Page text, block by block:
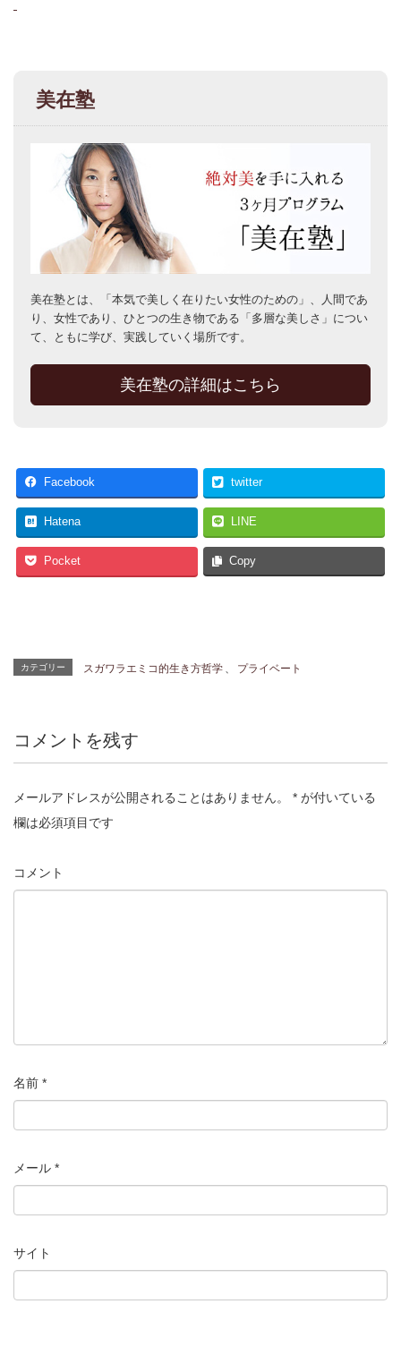
美在塾
美在塾とは、「本気で美しく在りたい女性のための」、人間であ
り、女性であり、ひとつの生き物である「多層な美しさ」につい
て、ともに学び、実践していく場所です。
美在塾の詳細はこちら
Facebook twitter
Hatena LINE
Pocket Copy
カテゴリー スガワラエミコ的生き方哲学 、 プライベート
コメントを残す
メールアドレスが公開されることはありません。 * が付いている
欄は必須項目です
コメント
名前 *
メール *
サイト